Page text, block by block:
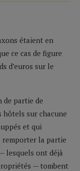
étaient en
ce cas de figure
d’euros sur le
de partie de
sur chacune
et qui
remporter la partie
lesquels ont déjà
— tombent